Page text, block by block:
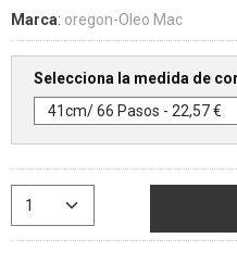
Marca: oregon-Oleo Mac
Selecciona la medida de